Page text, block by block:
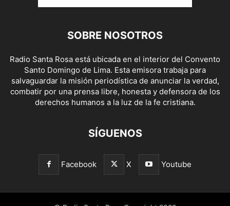
SOBRE NOSOTROS
Radio Santa Rosa está ubicada en el interior del Convento
Santo Domingo de Lima. Esta emisora trabaja para
salvaguardar la misión periodística de anunciar la verdad,
combatir por una prensa libre, honesta y defensora de los
derechos humanos a la luz de la fe cristiana.
SÍGUENOS
Facebook X Youtube